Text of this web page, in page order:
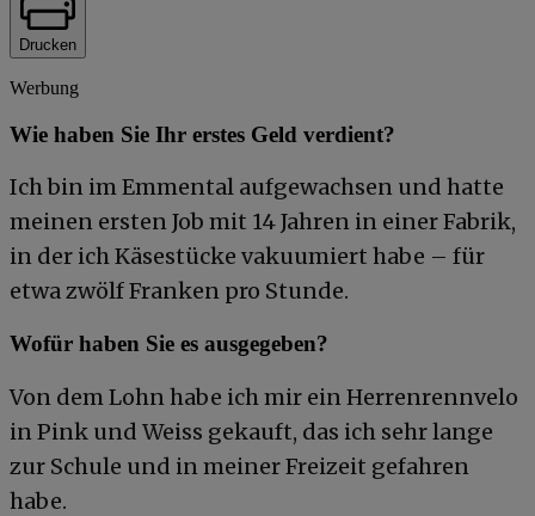
Drucken
Werbung
Wie haben Sie Ihr erstes Geld verdient?
Ich bin im Emmental aufgewachsen und hatte
meinen ersten Job mit 14 Jahren in einer Fabrik,
in der ich Käsestücke vakuumiert habe – für
etwa zwölf Franken pro Stunde.
Wofür haben Sie es ausgegeben?
Von dem Lohn habe ich mir ein Herrenrennvelo
in Pink und Weiss gekauft, das ich sehr lange
zur Schule und in meiner Freizeit gefahren
habe.